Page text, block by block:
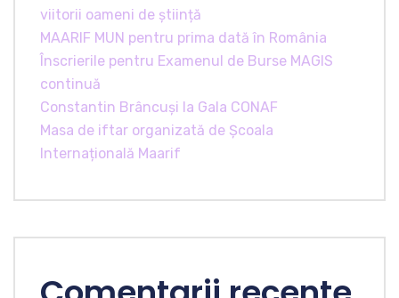
viitorii oameni de știință
MAARIF MUN pentru prima dată în România
Înscrierile pentru Examenul de Burse MAGIS
continuă
Constantin Brâncuși la Gala CONAF
Masa de iftar organizată de Școala
Internațională Maarif